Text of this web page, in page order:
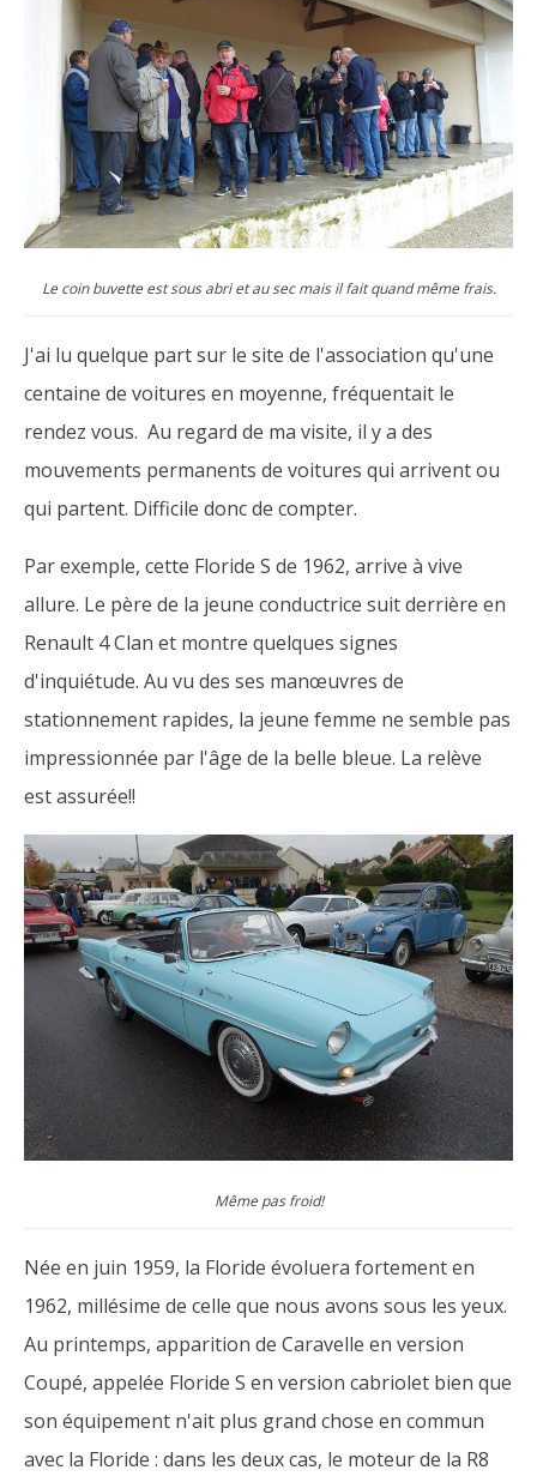
Le coin buvette est sous abri et au sec mais il fait quand même frais.
J'ai lu quelque part sur le site de l'association qu'une
centaine de voitures en moyenne, fréquentait le
rendez vous. Au regard de ma visite, il y a des
mouvements permanents de voitures qui arrivent ou
qui partent. Difficile donc de compter.
Par exemple, cette Floride S de 1962, arrive à vive
allure. Le père de la jeune conductrice suit derrière en
Renault 4 Clan et montre quelques signes
d'inquiétude. Au vu des ses manœuvres de
stationnement rapides, la jeune femme ne semble pas
impressionnée par l'âge de la belle bleue. La relève
est assurée!!
Même pas froid!
Née en juin 1959, la Floride évoluera fortement en
1962, millésime de celle que nous avons sous les yeux.
Au printemps, apparition de Caravelle en version
Coupé, appelée Floride S en version cabriolet bien que
son équipement n'ait plus grand chose en commun
avec la Floride : dans les deux cas, le moteur de la R8